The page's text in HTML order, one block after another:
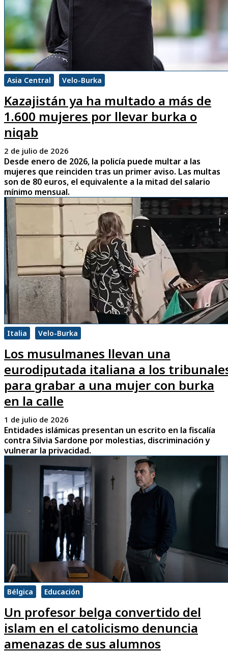
Asia Central Velo-Burka
Kazajistán ya ha multado a más de
1.600 mujeres por llevar burka o
niqab
2 de julio de 2026
Desde enero de 2026, la policía puede multar a las
mujeres que reinciden tras un primer aviso. Las multas
son de 80 euros, el equivalente a la mitad del salario
mínimo mensual.
Italia Velo-Burka
Los musulmanes llevan una
eurodiputada italiana a los
para grabar a una mujer con burka
en la calle
1 de julio de 2026
Entidades islámicas presentan un escrito en la fiscalía
contra Silvia Sardone por molestias, discriminación y
vulnerar la privacidad.
Bélgica Educación
Un profesor belga convertido del
islam en el catolicismo denuncia
amenazas de sus alumnos